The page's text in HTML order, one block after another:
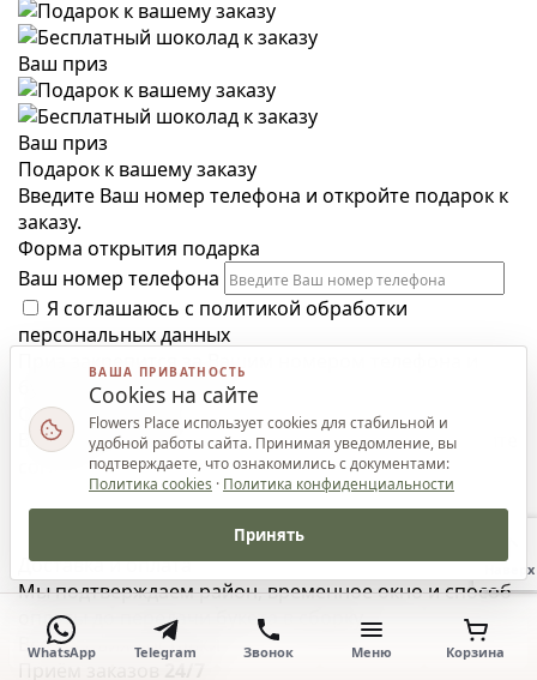
Ваш приз
Ваш приз
Подарок к вашему заказу
Введите Ваш номер телефона и откройте подарок к
заказу.
Форма открытия подарка
Ваш номер телефона
Я соглашаюсь с политикой обработки
персональных данных
Приз закрепится за Вашим номером телефона и
будет доступен к заказу.
Открыть подарок
Введите корректный номер телефона и подтвердите
согласие.
Доставка и оплата
Мы подтверждаем район, временное окно и способ
оплаты до передачи букета в сборку.
Все условия доставки
Приём заказов
WhatsApp Telegram Звонок Меню Корзина
Наверх
ВАША ПРИВАТНОСТЬ
Cookies на сайте
Flowers Place использует cookies для стабильной и
удобной работы сайта. Принимая уведомление, вы
подтверждаете, что ознакомились с документами:
Политика cookies · Политика конфиденциальности
Принять